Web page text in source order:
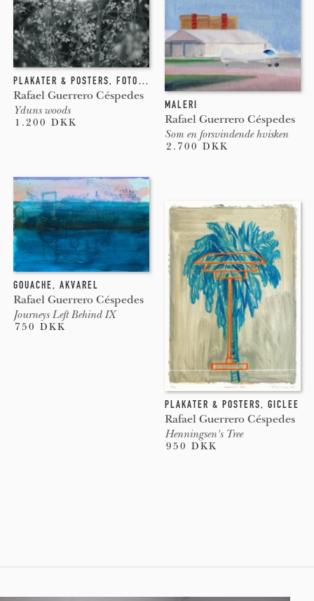
MALERI
Rafael Guerrero Céspedes
Som en forsvindende hvisken
2.700 DKK
PLAKATER & POSTERS, FOTOGRAFI
Rafael Guerrero Céspedes
Yduns woods
1.200 DKK
GOUACHE, AKVAREL
Rafael Guerrero Céspedes
Journeys Left Behind IX
750 DKK
PLAKATER & POSTERS, GICLEE
Rafael Guerrero Céspedes
Henningsen's Tree
950 DKK